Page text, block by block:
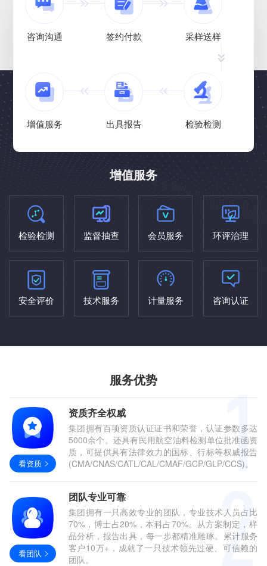
咨询沟通 签约付款 采样送样
增值服务 出具报告 检验检测
增值服务
检验检测 监督抽查 会员服务 环评治理
安全评价 技术服务 计量服务 咨询认证
服务优势
看资质
资质齐全权威
集团拥有百项资质认证证书和荣誉，认证参数多达
5000余个。还具有民用航空油料检测单位批准函资
质，可提供具有法律效力的国标、行标等权威报告
(CMA/CNAS/CATL/CAL/CMAF/GCP/GLP/CCS)。
看团队
团队专业可靠
集团拥有一只高效专业的团队，专业技术人员占比
70%，博士占20%，本科占70%。从方案制定，样
品分析，报告出具，每一步都精准雕琢。累计服务
客户10万+，成就了一只技术领先过硬、可信赖的
团队。